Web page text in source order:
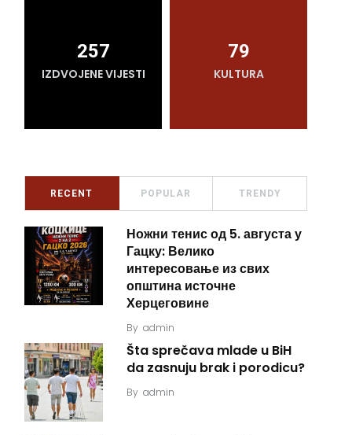
257
IZDVOJENE VIJESTI
79
KULTURA
RECENT POPULAR TRENDY
Ножни тенис од 5. августа у
Гацку: Велико
интересовање из свих
општина источне
Херцеговине
By admin
Šta sprečava mlade u BiH
da zasnuju brak i porodicu?
By admin